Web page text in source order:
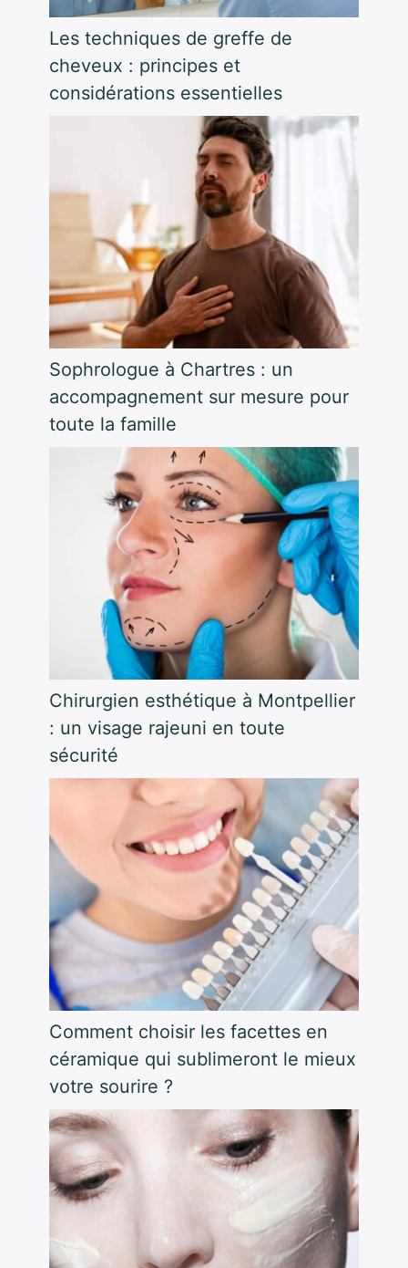
Les techniques de greffe de
cheveux : principes et
considérations essentielles
Sophrologue à Chartres : un
accompagnement sur mesure pour
toute la famille
Chirurgien esthétique à Montpellier
: un visage rajeuni en toute
sécurité
Comment choisir les facettes en
céramique qui sublimeront le mieux
votre sourire ?